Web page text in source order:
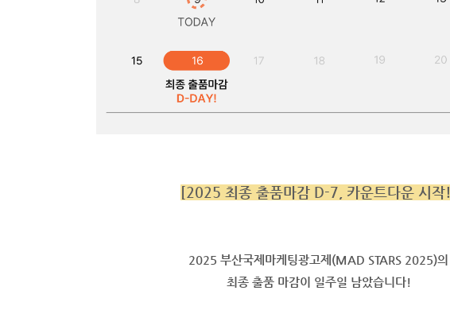
[2025 최종 출품마감 D-7, 카운트다운 시작!]
2025 부산국제마케팅광고제(MAD STARS 2025)의
최종 출품 마감이 일주일 남았습니다!